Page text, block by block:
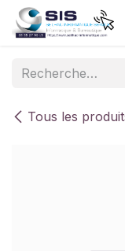
Se rendre au contenu
Tous les